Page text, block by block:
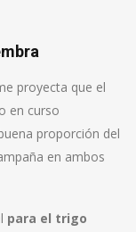
proyecta que el
en curso
proporción del
en ambos
para el trigo